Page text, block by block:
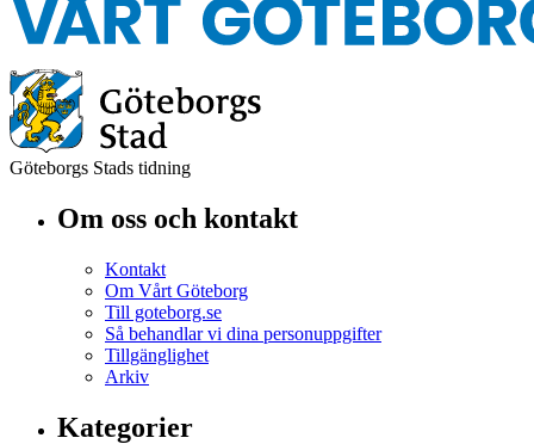
Göteborgs Stads tidning
Om oss och kontakt
Kontakt
Om Vårt Göteborg
Till goteborg.se
Så behandlar vi dina personuppgifter
Tillgänglighet
Arkiv
Kategorier